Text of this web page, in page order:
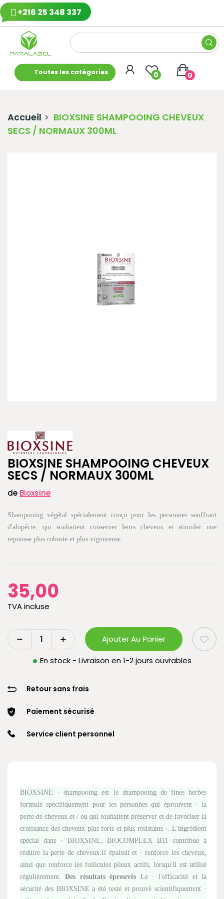
+216 25 348 337
Toutes les catégories 0 0
Accueil
BIOXSINE SHAMPOOING CHEVEUX
SECS / NORMAUX 300ML
BIOXSINE SHAMPOOING CHEVEUX
SECS / NORMAUX 300ML
de Bioxsine
Shampooing végétal spécialement conçu pour les personnes souffrant
d'alopécie, qui souhaitent conserver leurs cheveux et stimuler une
repousse plus robuste et plus vigoureuse.
35,00
TVA incluse
Ajouter Au Panier
En stock - Livraison en 1-2 jours ouvrables
Retour sans frais
Paiement sécurisé
Service client personnel
BIOXSINE · shampooing est le shampooing de fines herbes
formulé spécifiquement pour les personnes qui éprouvent · la
perte de cheveux et / ou qui souhaitent préserver et de favoriser la
croissance des cheveux plus forts et plus résistants ·. L'ingrédient
spécial dans · BIOXSINE, BIOCOMPLEX B11 contribue à
réduire la perte de cheveux.Il épaissit et · renforce les cheveux,
ainsi que renforce les follicules pileux actifs, lorsqu'il est utilisé
régulièrement.Des résultats éprouvés Le · l'efficacité et la
sécurité des BIOXSINE a été testé et prouvé scientifiquement ·